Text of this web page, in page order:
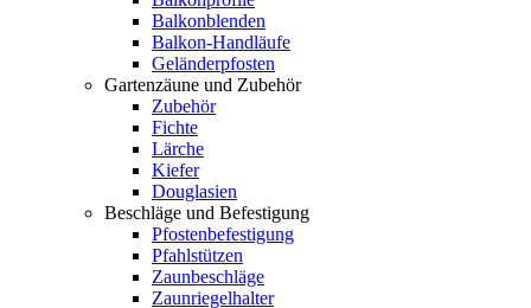
Balkonblenden
Balkon-Handläufe
Geländerpfosten
Gartenzäune und Zubehör
Zubehör
Fichte
Lärche
Kiefer
Douglasien
Beschläge und Befestigung
Pfostenbefestigung
Pfahlstützen
Zaunbeschläge
Zaunriegelhalter